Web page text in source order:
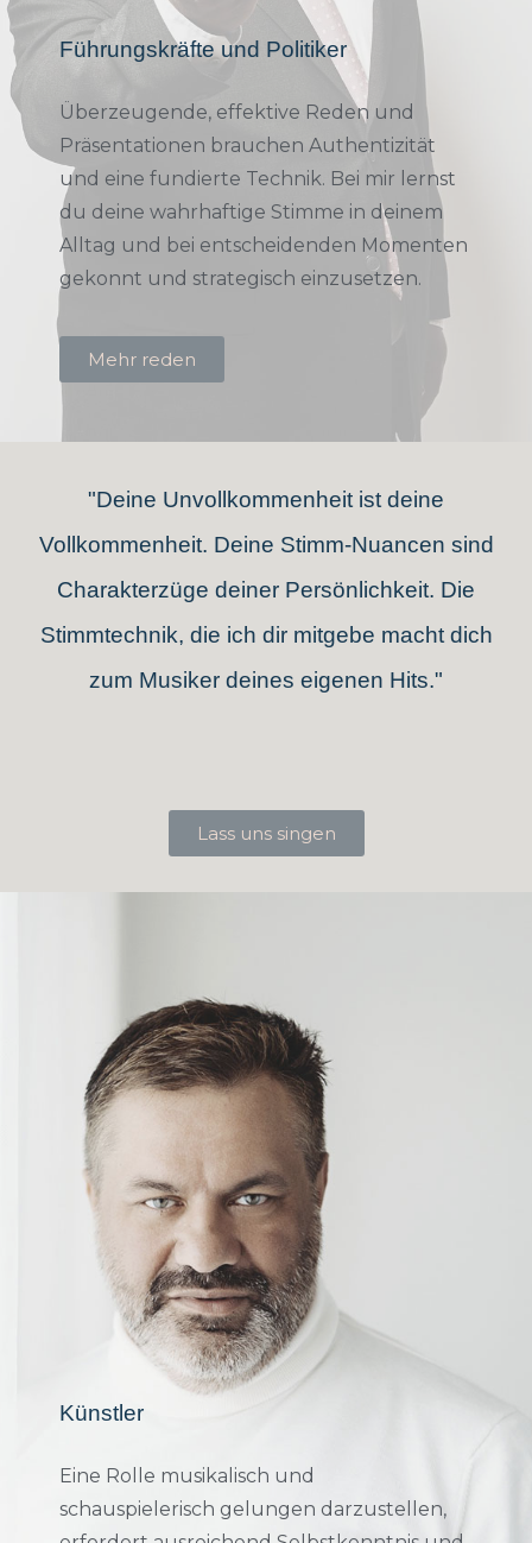
Führungskräfte und Politiker
Überzeugende, effektive Reden und
Präsentationen brauchen Authentizität
und eine fundierte Technik. Bei mir lernst
du deine wahrhaftige Stimme in deinem
Alltag und bei entscheidenden Momenten
gekonnt und strategisch einzusetzen.
Mehr reden
"Deine Unvollkommenheit ist deine
Vollkommenheit. Deine Stimm-Nuancen sind
Charakterzüge deiner Persönlichkeit. Die
Stimmtechnik, die ich dir mitgebe macht dich
zum Musiker deines eigenen Hits."
Lass uns singen
Künstler
Eine Rolle musikalisch und
schauspielerisch gelungen darzustellen,